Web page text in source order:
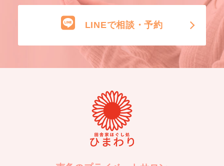
LINEで相談・予約